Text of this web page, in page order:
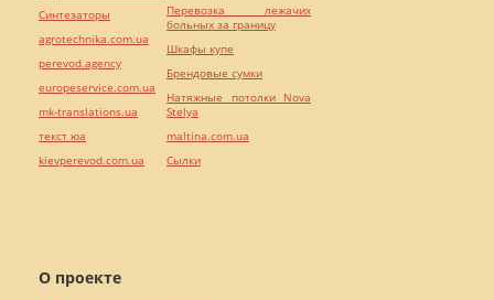
О проекте
Синтезаторы
agrotechnika.com.ua
perevod.agency
europeservice.com.ua
mk-translations.ua
текст юа
kievperevod.com.ua
Перевозка лежачих
больных за границу
Шкафы купе
Брендовые сумки
Натяжные потолки Nova
Stelya
maltina.com.ua
Cылки